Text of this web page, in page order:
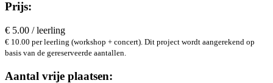
Prijs:
€ 5.00 / leerling
€ 10.00 per leerling (workshop + concert). Dit project wordt aangerekend op
basis van de gereserveerde aantallen.
Aantal vrije plaatsen: